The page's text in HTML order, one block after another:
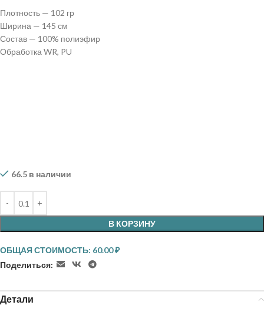
Плотность — 102 гр
Ширина — 145 см
Состав — 100% полиэфир
Обработка WR, PU
66.5 в наличии
В КОРЗИНУ
ОБЩАЯ СТОИМОСТЬ: 60.00₽
Поделиться:
Детали